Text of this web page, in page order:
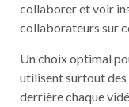
collaborer et voir
collaborateurs sur
Un choix optimal
utilisent surtout
derrière chaque